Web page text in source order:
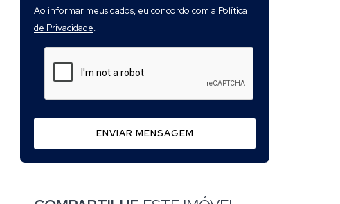
Ao informar meus dados, eu concordo com a Política
de Privacidade.
ENVIAR MENSAGEM